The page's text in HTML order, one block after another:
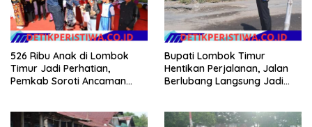
526 Ribu Anak di Lombok
Timur Jadi Perhatian,
Pemkab Soroti Ancaman
Bupati Lombok Timur
Hentikan Perjalanan, Jalan
Berlubang Langsung Jadi